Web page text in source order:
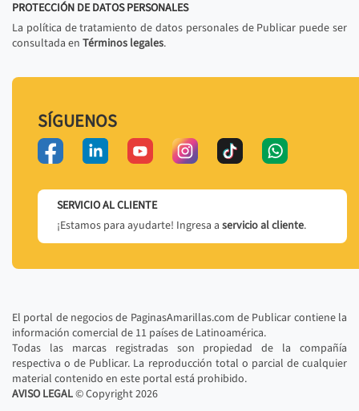
PROTECCIÓN DE DATOS PERSONALES
La política de tratamiento de datos personales de Publicar puede ser
consultada en Términos legales.
SÍGUENOS
SERVICIO AL CLIENTE
¡Estamos para ayudarte! Ingresa a servicio al cliente.
El portal de negocios de PaginasAmarillas.com de Publicar contiene la
información comercial de 11 países de Latinoamérica.
Todas las marcas registradas son propiedad de la compañía
respectiva o de Publicar. La reproducción total o parcial de cualquier
material contenido en este portal está prohibido.
AVISO LEGAL© Copyright2026